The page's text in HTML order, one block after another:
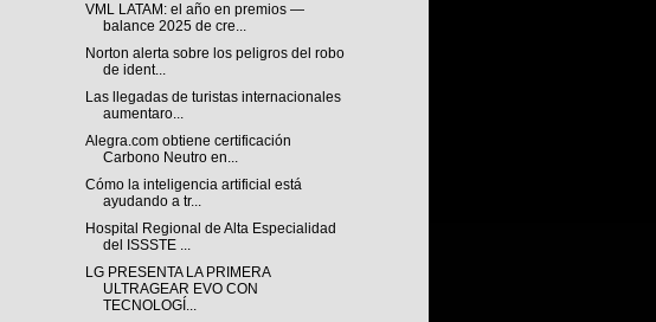
VML LATAM: el año en premios —
balance 2025 de cre...
Norton alerta sobre los peligros del robo
de ident...
Las llegadas de turistas internacionales
aumentaro...
Alegra.com obtiene certificación
Carbono Neutro en...
Cómo la inteligencia artificial está
ayudando a tr...
Hospital Regional de Alta Especialidad
del ISSSTE ...
LG PRESENTA LA PRIMERA
ULTRAGEAR EVO CON
TECNOLOGÍ...